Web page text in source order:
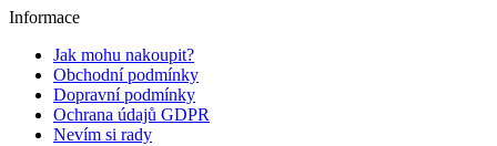
Informace
Jak mohu nakoupit?
Obchodní podmínky
Dopravní podmínky
Ochrana údajů GDPR
Nevím si rady